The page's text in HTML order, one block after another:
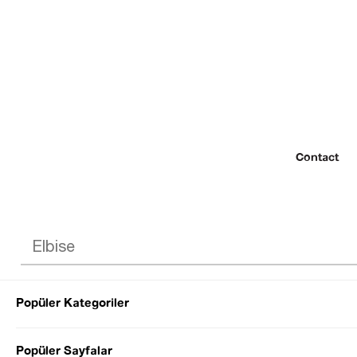
Contact
Popüler Kategoriler
Popüler Sayfalar